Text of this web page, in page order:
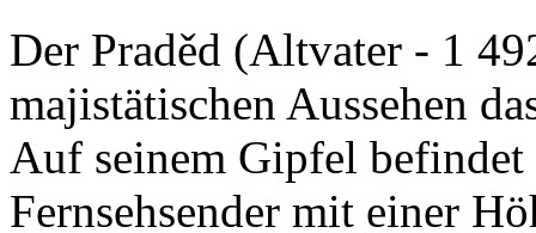
Der Praděd (Altvater - 1
majistätischen Aussehen
Auf seinem Gipfel
Fernsehsender mit einer